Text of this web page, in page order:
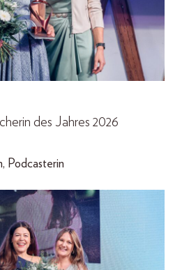
des Jahres 2026
Podcasterin